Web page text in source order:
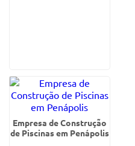
Empresa de Construção
de Piscinas em Penápolis